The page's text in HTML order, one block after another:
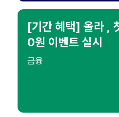
[기간 혜택] 올라 ,
0원 이벤트 실시
금융